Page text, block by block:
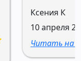
Ксения К
10 апреля
Читать на